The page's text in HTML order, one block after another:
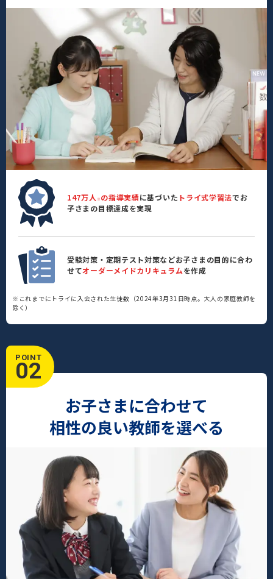
147万人 ※ の指導実績に基づいた トライ式学習法でお
子さまの目標達成を実現
受験対策・定期テスト対策などお子さまの目的に合わ
せてオーダーメイドカリキュラムを作成
※これまでにトライに入会された生徒数（2024年3月31日時点。大人の家庭教師を
除く）
POINT
02
お子さまに合わせて
相性の良い教師を選べる